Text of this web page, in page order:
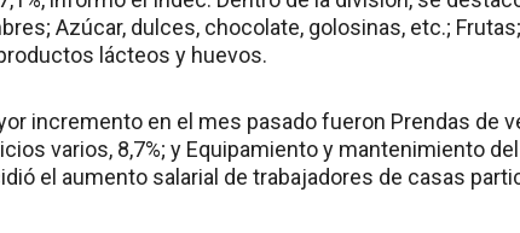
Azúcar, dulces, chocolate, golosinas, etc.;
lácteos y huevos.
incremento en el mes pasado fueron Prendas de
varios, 8,7%; y Equipamiento y mantenimiento
el aumento salarial de trabajadores de casas